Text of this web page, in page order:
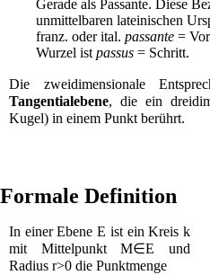
Gerade als Passante. Diese
unmittelbaren lateinischen
franz. oder ital. passante =
Wurzel ist passus = Schritt.
Die zweidimensionale
Tangentialebene, die ein
Kugel) in einem Punkt berührt.
Formale Definition
In einer EbeneE ist ein Kreisk
mit MittelpunktM∈E und
Radius r>0 die Punktmenge